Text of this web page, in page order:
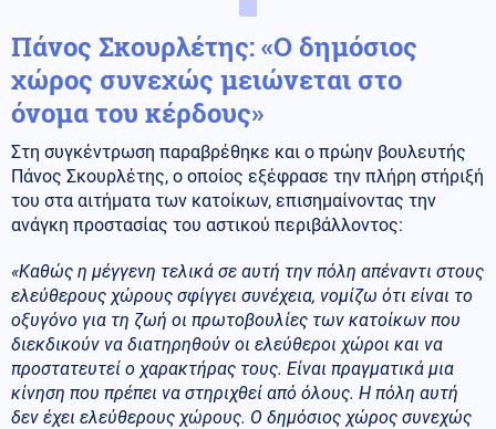
Πάνος Σκουρλέτης: «Ο δημόσιος
χώρος συνεχώς μειώνεται στο
όνομα του κέρδους»
Στη συγκέντρωση παραβρέθηκε και ο πρώην βουλευτής
Πάνος Σκουρλέτης, ο οποίος εξέφρασε την πλήρη στήριξή
του στα αιτήματα των κατοίκων, επισημαίνοντας την
ανάγκη προστασίας του αστικού περιβάλλοντος:
«Καθώς η μέγγενη τελικά σε αυτή την πόλη απέναντι στους
ελεύθερους χώρους σφίγγει συνέχεια, νομίζω ότι είναι το
οξυγόνο για τη ζωή οι πρωτοβουλίες των κατοίκων που
διεκδικούν να διατηρηθούν οι ελεύθεροι χώροι και να
προστατευτεί ο χαρακτήρας τους. Είναι πραγματικά μια
κίνηση που πρέπει να στηριχθεί από όλους. Η πόλη αυτή
δεν έχει ελεύθερους χώρους. Ο δημόσιος χώρος συνεχώς